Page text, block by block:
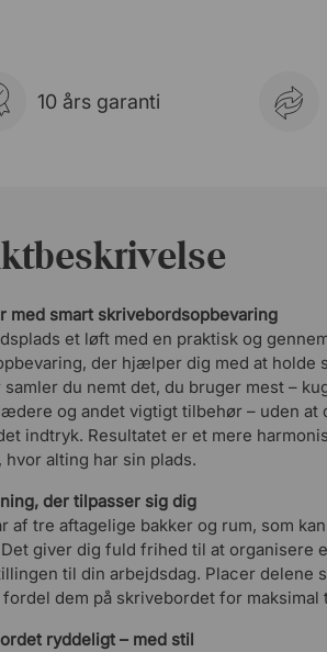
10 års garanti
med smart skrivebordsopbevaring
et løft med en praktisk og
der hjælper dig med at holde
samler du nemt det, du bruger mest –
og andet vigtigt tilbehør – uden at
indtryk. Resultatet er et mere
alting har sin plads.
der tilpasser sig dig
af tre aftagelige bakker og rum, som
giver dig fuld frihed til at organisere
til din arbejdsdag. Placer delene
dem på skrivebordet for
ryddeligt – med stil